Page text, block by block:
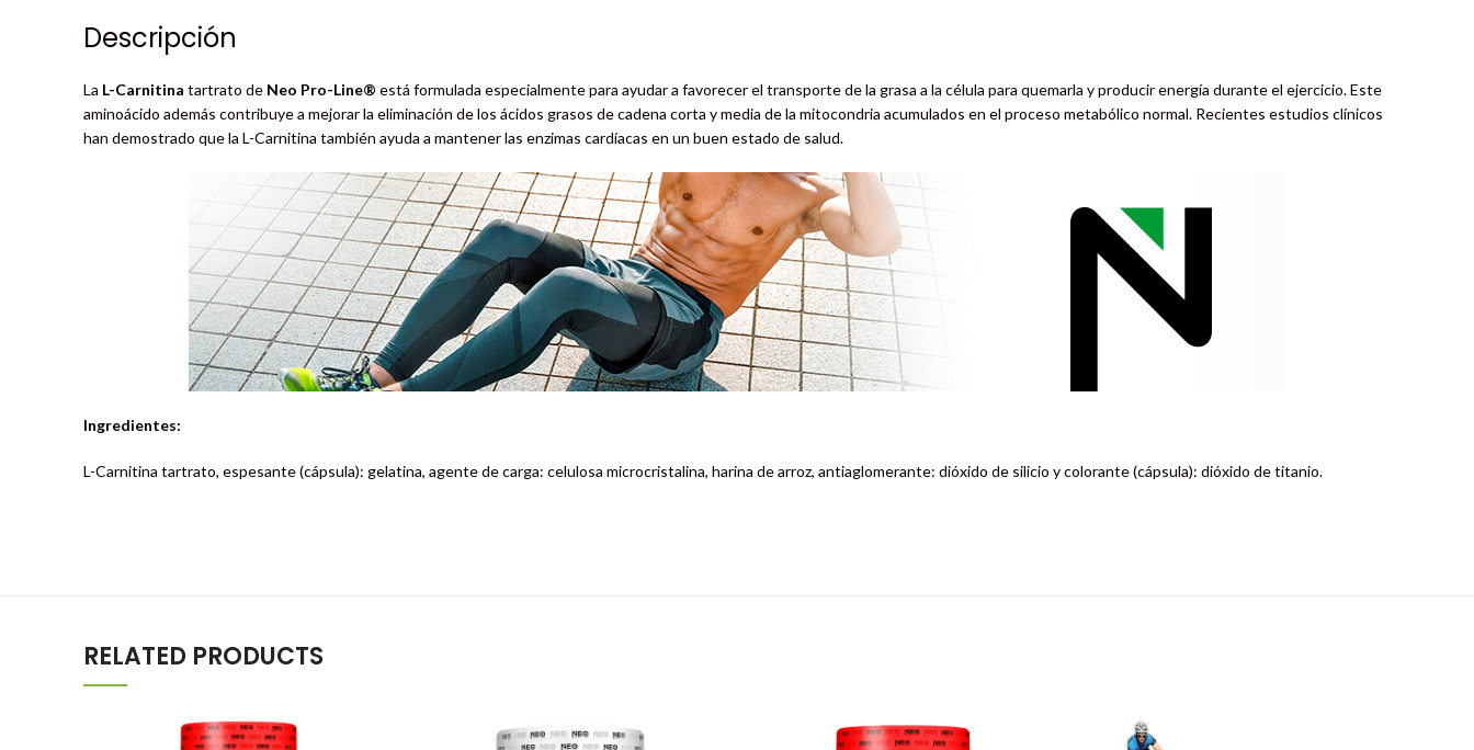
Descripción
La L-Carnitina tartrato de Neo Pro-Line® está formulada especialmente para ayudar a favorecer el transporte de la grasa a la célula para quemarla y producir energía durante el ejercicio. Este
aminoácido además contribuye a mejorar la eliminación de los ácidos grasos de cadena corta y media de la mitocondria acumulados en el proceso metabólico normal. Recientes estudios clínicos
han demostrado que la L-Carnitina también ayuda a mantener las enzimas cardíacas en un buen estado de salud.
Ingredientes:
L-Carnitina tartrato, espesante (cápsula): gelatina, agente de carga: celulosa microcristalina, harina de arroz, antiaglomerante: dióxido de silicio y colorante (cápsula): dióxido de titanio.
RELATED PRODUCTS